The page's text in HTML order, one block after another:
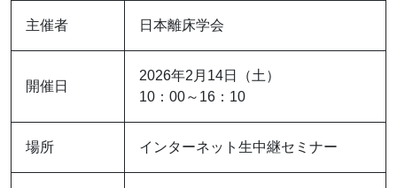
主催者 日本離床学会
開催日
2026年2月14日（土）
10：00～16：10
場所 インターネット生中継セミナー